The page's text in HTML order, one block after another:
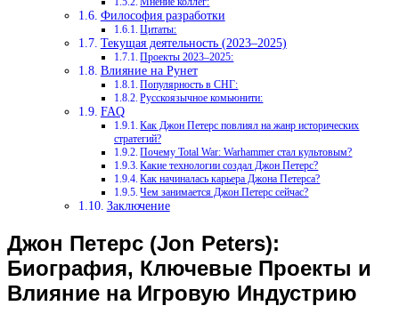
Философия разработки
Цитаты:
Текущая деятельность (2023–2025)
Проекты 2023–2025:
Влияние на Рунет
Популярность в СНГ:
Русскоязычное комьюнити:
FAQ
Как Джон Петерс повлиял на жанр исторических
стратегий?
Почему Total War: Warhammer стал культовым?
Какие технологии создал Джон Петерс?
Как начиналась карьера Джона Петерса?
Чем занимается Джон Петерс сейчас?
Заключение
Джон Петерс (Jon Peters):
Биография, Ключевые Проекты и
Влияние на Игровую Индустрию